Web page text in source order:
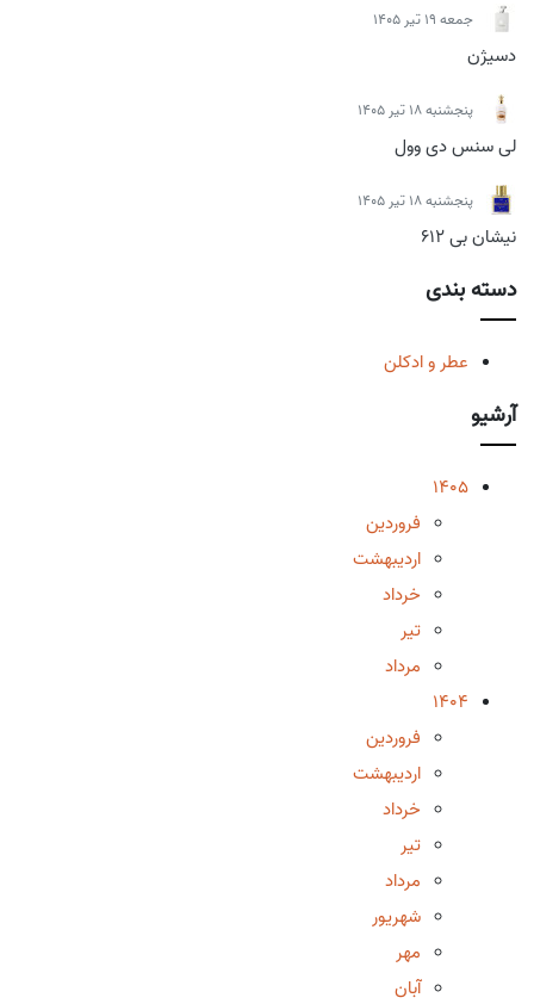
جمعه 19 تیر 1405
دسیژن
پنجشنبه 18 تیر 1405
لی سنس دی وول
پنجشنبه 18 تیر 1405
نیشان بی 612
دسته بندی
عطر و ادکلن
آرشیو
1405
فروردین
اردیبهشت
خرداد
تیر
مرداد
1404
فروردین
اردیبهشت
خرداد
تیر
مرداد
شهریور
مهر
آبان